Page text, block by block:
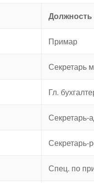
Должность
Примар
Секретарь
Гл.
Секретарь-
Секретарь-
Спец. по